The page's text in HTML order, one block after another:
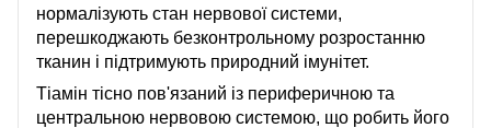
нормалізують стан нервової системи,
перешкоджають безконтрольному розростанню
тканин і підтримують природний імунітет.
Тіамін тісно пов'язаний із периферичною та
центральною нервовою системою, що робить його